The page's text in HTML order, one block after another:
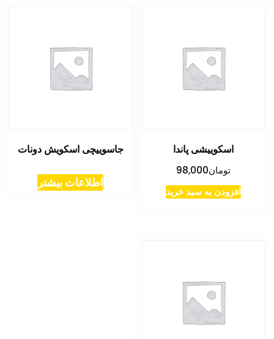
اسکوییشی پاندا
تومان98,000
افزودن به سبد خرید
جاسوییچی اسکویش دونات
اطلاعات بیشتر